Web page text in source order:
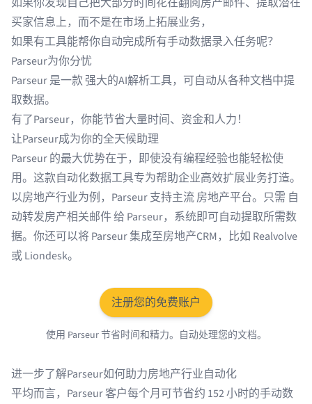
买家信息上，而不是在市场上拓展业务，
如果有工具能帮你自动完成所有手动数据录入任务呢？
Parseur为你分忧
Parseur 是一款强大的AI解析工具，可自动从各种文档中提
取数据。
有了Parseur，你能节省大量时间、资金和人力！
让Parseur成为你的全天候助理
Parseur 的最大优势在于，即使没有编程经验也能轻松使
用。这款自动化数据工具专为帮助企业高效扩展业务打造。
以房地产行业为例，Parseur 支持主流房地产平台。只需 自
动转发房产相关邮件给 Parseur，系统即可自动提取所需数
据。你还可以将 Parseur 集成至房地产CRM，比如 Realvolve
或Liondesk。
注册您的免费账户
使用 Parseur 节省时间和精力。自动处理您的文档。
进一步了解Parseur如何助力房地产行业自动化
平均而言，Parseur 客户每个月可节省约 152 小时的手动数